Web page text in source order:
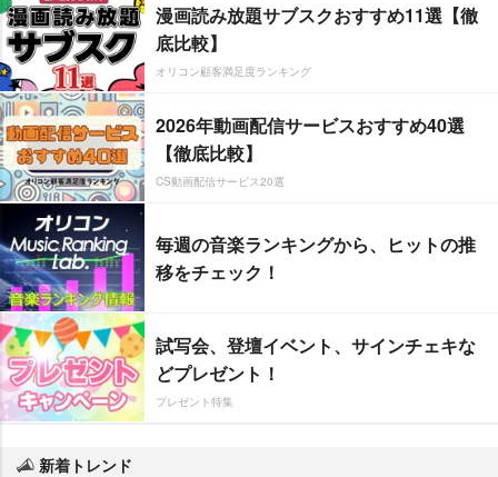
漫画読み放題サブスクおすすめ11選【徹
底比較】
オリコン顧客満足度ランキング
2026年動画配信サービスおすすめ40選
【徹底比較】
CS動画配信サービス20選
毎週の音楽ランキングから、ヒットの推
移をチェック！
試写会、登壇イベント、サインチェキな
どプレゼント！
プレゼント特集
新着トレンド